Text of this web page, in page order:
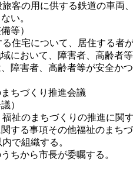
客の用に供する鉄道の車両
い。
等）
住宅について、居住する者
において、障害者、高齢者
障害者、高齢者等が安全か
ちづくり推進会議
）
祉のまちづくりの推進に関
する事項その他福祉のまち
で組織する。
ちから市長が委嘱する。